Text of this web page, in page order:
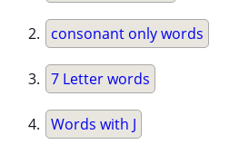
consonant only words
7 Letter words
Words with J